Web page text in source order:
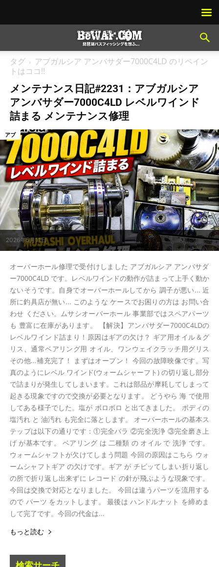
タグ
アブガルシア アンバサダー7000C4LD のリペイン
トはココ!!
メンテナンス日記#2231：アブガルシア
アンバサダー7000C4LD レベルワインド
詰まる メンテナンス修理
2026年5月11日
アブ
オーバーホール修理で受付けしました アブガルシア アンバサダ
ー7000C4LD です。レベルワインドの動作が詰まって上手く動か
ないそうです。自身でオーバーホールしてから 調子が悪い... 近
所に釣具店が無い... このような ケースでお困りの方は お問い合
わせ ください。ムサシオーバーホール 事業部ではスペアパーツ
も 豊富に在庫があります。 【解決】アンバサダー7000C4LDの
レベルワインド詰まり！原因はギアの欠け？ ギア用オイル＆グ
リス、通常ベアリング用 オイル、ワンウェイクラッチ用グリス
その他...補充完了！ まずはオープン！ 今回の故障映像です。写
真のようにレベル ワインド(ウォームシャーフト) の切り返し部分
で詰まりが発生してしまいます。これは部品が摩耗してしまって
起きる現象ですので交換が必要となります。 どうやら 海 で使用
してある様子でした。塩が ボロボロ と出てきました。 ボディの
塩汚れ と 油汚れ も完全に落とします。 オーバーホールの基本ス
テップは以下の通りです：①完全バラ ②完全洗浄 ③完全磨き上
げ が基本です。 ベアリング は 二種類 の オイル で 洗浄 です。
ウォームシャフトが欠けてしまう問題 今回の原因はこちら ウォ
ームシャフトギア の欠けです。ギア が チビッてしまい折り返し
の所で折り返し出来ずに レコード の針が飛ぶような現象です。
今回は交換で対応となりました。 今回は違うパーツを流用する
ので パーツ をカットします。 最後は ハンドルナット を締めま
して完了です。今回の代金は...
もっと読む